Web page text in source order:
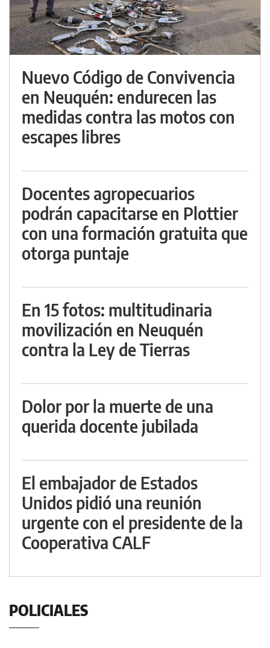
Nuevo Código de Convivencia
en Neuquén: endurecen las
medidas contra las motos con
escapes libres
Docentes agropecuarios
podrán capacitarse en Plottier
con una formación gratuita que
otorga puntaje
En 15 fotos: multitudinaria
movilización en Neuquén
contra la Ley de Tierras
Dolor por la muerte de una
querida docente jubilada
El embajador de Estados
Unidos pidió una reunión
urgente con el presidente de la
Cooperativa CALF
POLICIALES